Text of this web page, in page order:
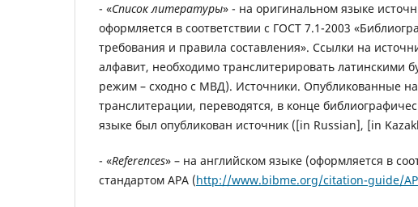
- «Список литературы» - на оригинальном языке
оформляется в соответствии с ГОСТ 7.1-2003
требования и правила составления». Ссылки на
алфавит, необходимо транслитерировать латинскими
режим – сходно с МВД). Источники. Опубликованные
транслитерации, переводятся, в конце
языке был опубликован источник ([in Russian], [in
- «References» – на английском языке (оформляется в
стандартом APA (http://www.bibme.org/citation-guide/